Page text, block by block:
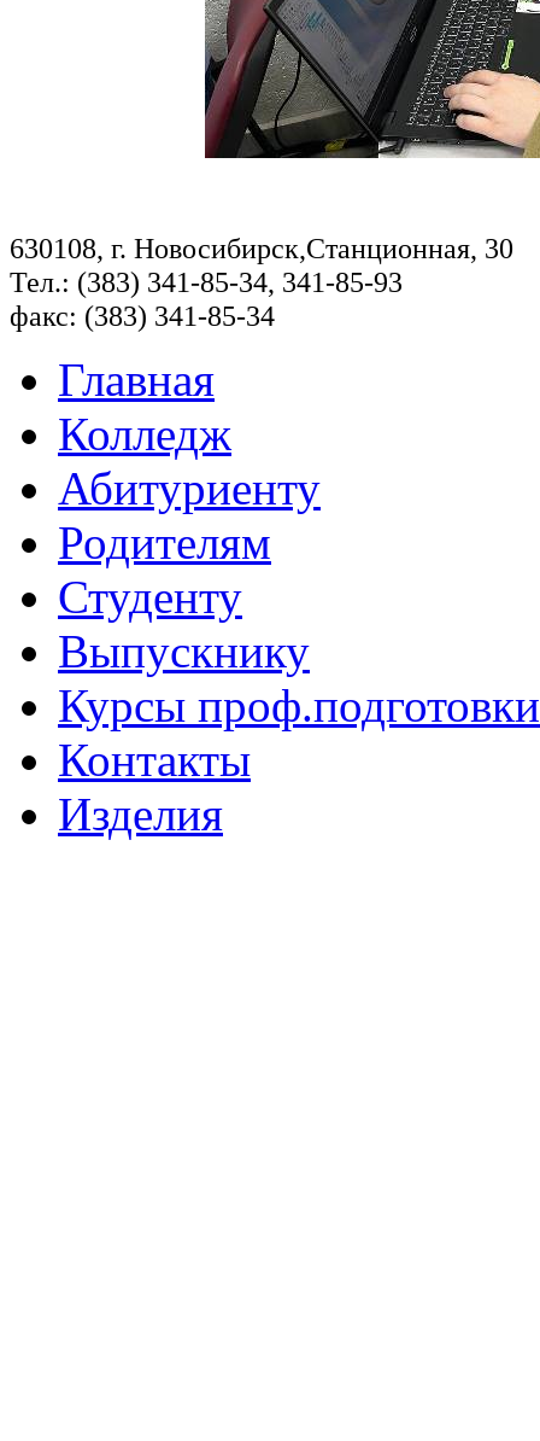
630108, г. Новосибирск,Станционная, 30
Тел.: (383) 341-85-34, 341-85-93
факс: (383) 341-85-34
Главная
Колледж
Абитуриенту
Родителям
Студенту
Выпускнику
Курсы проф.подготовки
Контакты
Изделия